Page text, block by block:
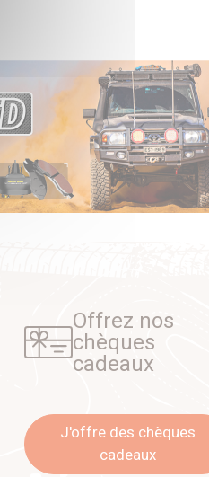
Offrez nos
chèques
cadeaux
J'offre des chèques
cadeaux